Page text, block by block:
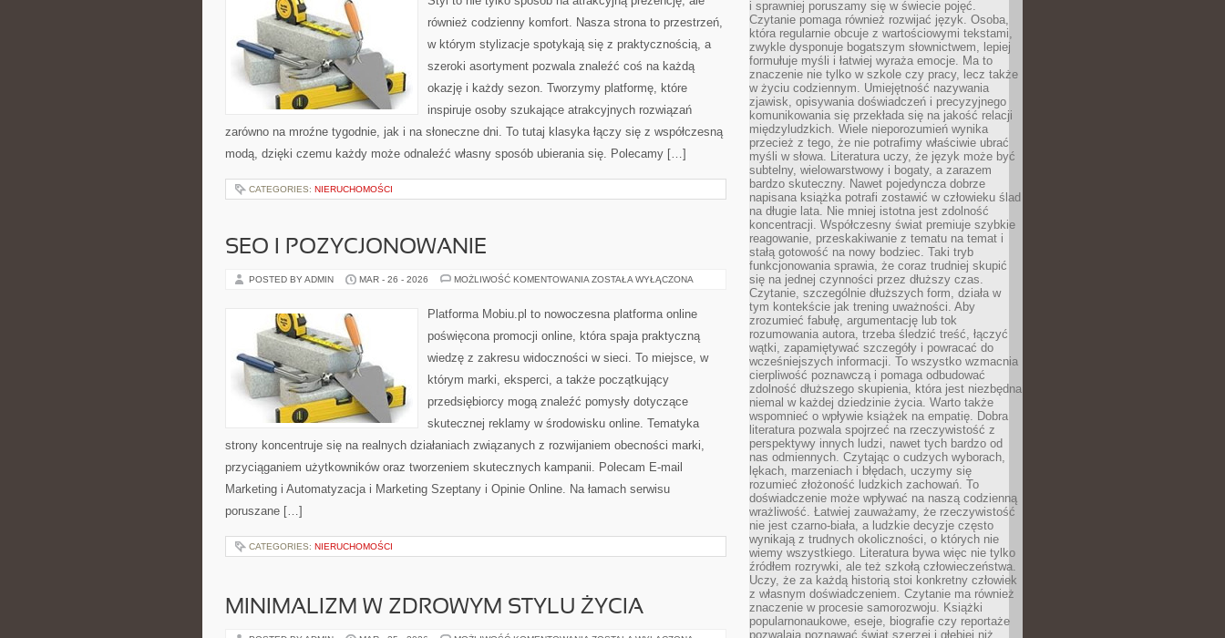
ROKU
również codzienny komfort. Nasza strona to przestrzeń,
w którym stylizacje spotykają się z praktycznością, a
szeroki asortyment pozwala znaleźć coś na każdą
okazję i każdy sezon. Tworzymy platformę, które
inspiruje osoby szukające atrakcyjnych rozwiązań
zarówno na mroźne tygodnie, jak i na słoneczne dni. To tutaj klasyka łączy się z współczesną
modą, dzięki czemu każdy może odnaleźć własny sposób ubierania się. Polecamy […]
CATEGORIES: NIERUCHOMOŚCI
SEO I POZYCJONOWANIE
POSTED BY ADMIN MAR - 26 - 2026 MOŻLIWOŚĆ KOMENTOWANIA SEO
ZOSTAŁA WYŁĄCZONA
Platforma Mobiu.pl to nowoczesna platforma online
poświęcona promocji online, która spaja praktyczną
wiedzę z zakresu widoczności w sieci. To miejsce, w
którym marki, eksperci, a także początkujący
przedsiębiorcy mogą znaleźć pomysły dotyczące
skutecznej reklamy w środowisku online. Tematyka
strony koncentruje się na realnych działaniach związanych z rozwijaniem obecności marki,
przyciąganiem użytkowników oraz tworzeniem skutecznych kampanii. Polecam E-mail
Marketing i Automatyzacja i Marketing Szeptany i Opinie Online. Na łamach serwisu
poruszane […]
CATEGORIES: NIERUCHOMOŚCI
MINIMALIZM W ZDROWYM STYLU ŻYCIA
i sprawniej poruszamy się w świecie pojęć.
Czytanie pomaga również rozwijać język. Osoba,
która regularnie obcuje z wartościowymi tekstami,
zwykle dysponuje bogatszym słownictwem, lepiej
formułuje myśli i łatwiej wyraża emocje. Ma to
znaczenie nie tylko w szkole czy pracy, lecz także
w życiu codziennym. Umiejętność nazywania
zjawisk, opisywania doświadczeń i precyzyjnego
komunikowania się przekłada się na jakość relacji
międzyludzkich. Wiele nieporozumień wynika
przecież z tego, że nie potrafimy właściwie ubrać
myśli w słowa. Literatura uczy, że język może być
subtelny, wielowarstwowy i bogaty, a zarazem
bardzo skuteczny. Nawet pojedyncza dobrze
napisana książka potrafi zostawić w człowieku ślad
na długie lata. Nie mniej istotna jest zdolność
koncentracji. Współczesny świat premiuje szybkie
reagowanie, przeskakiwanie z tematu na temat i
stałą gotowość na nowy bodziec. Taki tryb
funkcjonowania sprawia, że coraz trudniej skupić
się na jednej czynności przez dłuższy czas.
Czytanie, szczególnie dłuższych form, działa w
tym kontekście jak trening uważności. Aby
zrozumieć fabułę, argumentację lub tok
rozumowania autora, trzeba śledzić treść, łączyć
wątki, zapamiętywać szczegóły i powracać do
wcześniejszych informacji. To wszystko wzmacnia
cierpliwość poznawczą i pomaga odbudować
zdolność dłuższego skupienia, która jest niezbędna
niemal w każdej dziedzinie życia. Warto także
wspomnieć o wpływie książek na empatię. Dobra
literatura pozwala spojrzeć na rzeczywistość z
perspektywy innych ludzi, nawet tych bardzo od
nas odmiennych. Czytając o cudzych wyborach,
lękach, marzeniach i błędach, uczymy się
rozumieć złożoność ludzkich zachowań. To
doświadczenie może wpływać na naszą codzienną
wrażliwość. Łatwiej zauważamy, że rzeczywistość
nie jest czarno-biała, a ludzkie decyzje często
wynikają z trudnych okoliczności, o których nie
wiemy wszystkiego. Literatura bywa więc nie tylko
źródłem rozrywki, ale też szkołą człowieczeństwa.
Uczy, że za każdą historią stoi konkretny człowiek
z własnym doświadczeniem. Czytanie ma również
znaczenie w procesie samorozwoju. Książki
popularnonaukowe, eseje, biografie czy reportaże
pozwalają poznawać świat szerzej i głębiej niż